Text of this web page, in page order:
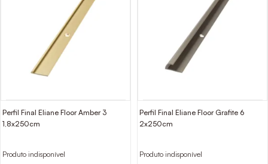
Perfil Final Eliane Floor Amber 3
1,8x250cm
Produto indisponível
Perfil Final Eliane Floor Grafite 6
2x250cm
Produto indisponível